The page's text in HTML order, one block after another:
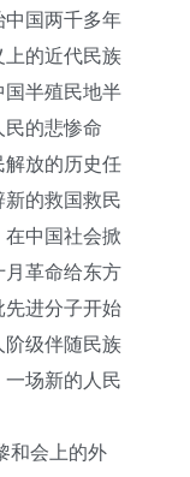
中国两千多年
上的近代民族
国半殖民地半
的悲惨命
解放的历史任
的救国救民
在中国社会掀
月革命给东方
先进分子开始
阶级伴随民族
场新的人民
会上的外